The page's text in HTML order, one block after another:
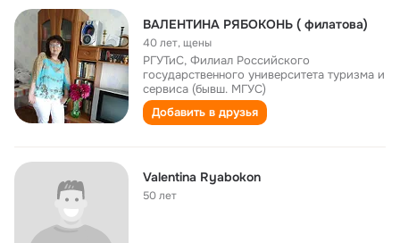
ВАЛЕНТИНА РЯБОКОНЬ ( филатова)
40 лет,щены
РГУТиС, Филиал Российского
государственного университета туризма и
сервиса (бывш. МГУС)
Добавить в друзья
Valentina Ryabokon
50 лет